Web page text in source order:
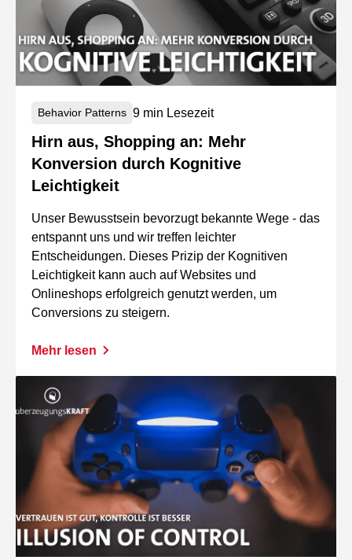
Behavior Patterns 9 min Lesezeit
Hirn aus, Shopping an: Mehr
Konversion durch Kognitive
Leichtigkeit
Unser Bewusstsein bevorzugt bekannte Wege - das
entspannt uns und wir treffen leichter
Entscheidungen. Dieses Prizip der Kognitiven
Leichtigkeit kann auch auf Websites und
Onlineshops erfolgreich genutzt werden, um
Conversions zu steigern.
Mehr lesen